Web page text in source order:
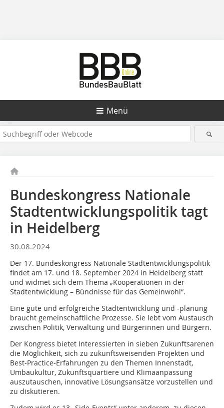
Menü
Bundeskongress Nationale
Stadtentwicklungspolitik tagt
in Heidelberg
30.08.2024
Der 17. Bundeskongress Nationale Stadtentwicklungspolitik
findet am 17. und 18. September 2024 in Heidelberg statt
und widmet sich dem Thema „Kooperationen in der
Stadtentwicklung – Bündnisse für das Gemeinwohl“.
Eine gute und erfolgreiche Stadtentwicklung und -planung
braucht gemeinschaftliche Prozesse. Sie lebt vom Austausch
zwischen Politik, Verwaltung und Bürgerinnen und Bürgern.
Der Kongress bietet Interessierten in sieben Zukunftsarenen
die Möglichkeit, sich zu zukunftsweisenden Projekten und
Best-Practice-Erfahrungen zu den Themen Innenstadt,
Umbaukultur, Zukunftsquartiere und Klimaanpassung
auszutauschen, innovative Lösungsansätze vorzustellen und
zu diskutieren.